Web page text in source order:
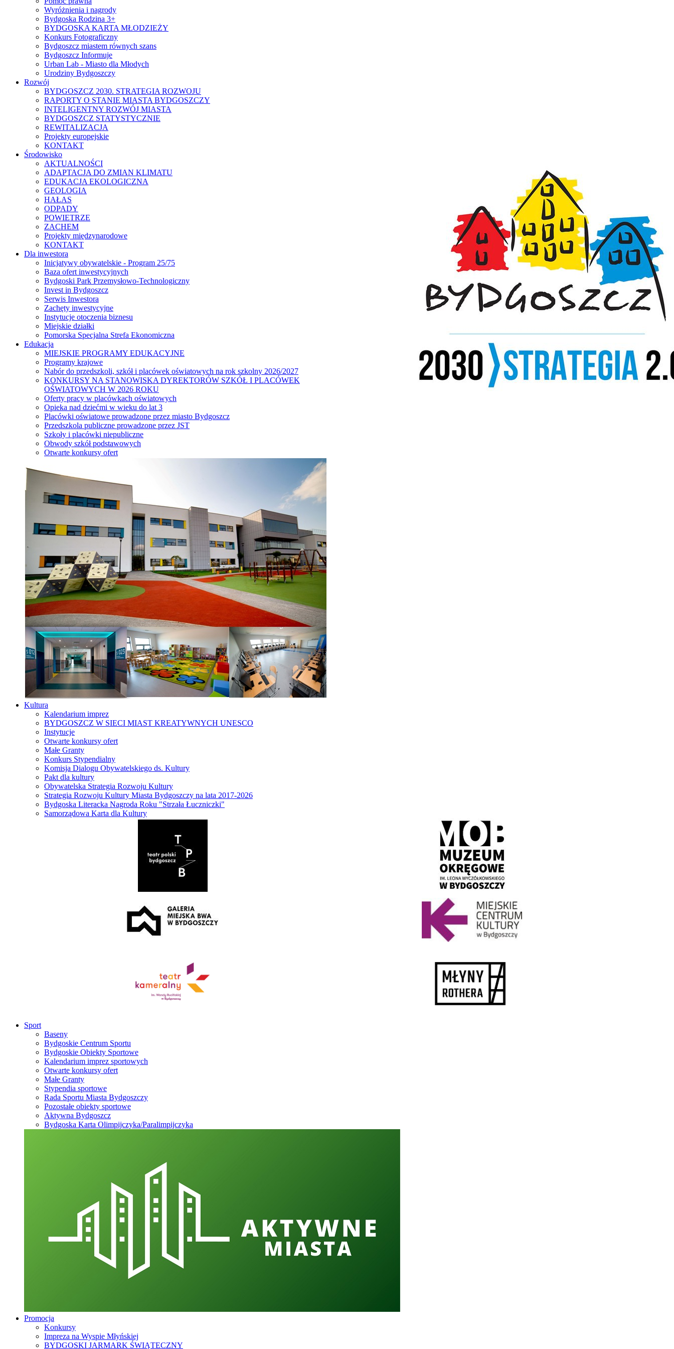
Wyróżnienia i nagrody
Bydgoska Rodzina 3+
BYDGOSKA KARTA MŁODZIEŻY
Konkurs Fotograficzny
Bydgoszcz miastem równych szans
Bydgoszcz Informuje
Urban Lab - Miasto dla Młodych
Urodziny Bydgoszczy
Rozwój
BYDGOSZCZ 2030. STRATEGIA ROZWOJU
RAPORTY O STANIE MIASTA BYDGOSZCZY
INTELIGENTNY ROZWÓJ MIASTA
BYDGOSZCZ STATYSTYCZNIE
REWITALIZACJA
Projekty europejskie
KONTAKT
Środowisko
AKTUALNOŚCI
ADAPTACJA DO ZMIAN KLIMATU
EDUKACJA EKOLOGICZNA
GEOLOGIA
HAŁAS
ODPADY
POWIETRZE
ZACHEM
Projekty międzynarodowe
KONTAKT
Dla inwestora
Inicjatywy obywatelskie - Program 25/75
Baza ofert inwestycyjnych
Bydgoski Park Przemysłowo-Technologiczny
Invest in Bydgoszcz
Serwis Inwestora
Zachęty inwestycyjne
Instytucje otoczenia biznesu
Miejskie działki
Pomorska Specjalna Strefa Ekonomiczna
Edukacja
MIEJSKIE PROGRAMY EDUKACYJNE
Programy krajowe
Nabór do przedszkoli, szkół i placówek oświatowych na rok szkolny 2026/2027
KONKURSY NA STANOWISKA DYREKTORÓW SZKÓŁ I PLACÓWEK
OŚWIATOWYCH W 2026 ROKU
Oferty pracy w placówkach oświatowych
Opieka nad dziećmi w wieku do lat 3
Placówki oświatowe prowadzone przez miasto Bydgoszcz
Przedszkola publiczne prowadzone przez JST
Szkoły i placówki niepubliczne
Obwody szkół podstawowych
Otwarte konkursy ofert
Kultura
Kalendarium imprez
BYDGOSZCZ W SIECI MIAST KREATYWNYCH UNESCO
Instytucje
Otwarte konkursy ofert
Małe Granty
Konkurs Stypendialny
Komisja Dialogu Obywatelskiego ds. Kultury
Pakt dla kultury
Obywatelska Strategia Rozwoju Kultury
Strategia Rozwoju Kultury Miasta Bydgoszczy na lata 2017-2026
Bydgoska Literacka Nagroda Roku "Strzała Łuczniczki"
Samorządowa Karta dla Kultury
Sport
Baseny
Bydgoskie Centrum Sportu
Bydgoskie Obiekty Sportowe
Kalendarium imprez sportowych
Otwarte konkursy ofert
Małe Granty
Stypendia sportowe
Rada Sportu Miasta Bydgoszczy
Pozostałe obiekty sportowe
Aktywna Bydgoszcz
Bydgoska Karta Olimpijczyka/Paralimpijczyka
Promocja
Konkursy
Impreza na Wyspie Młyńskiej
BYDGOSKI JARMARK ŚWIĄTECZNY